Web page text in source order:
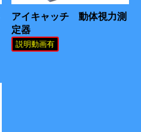
アイキャッチ 動体視力測
定器
説明動画有